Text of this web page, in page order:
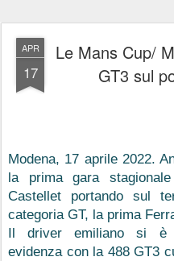
APR
17
Le Mans Cup/
GT3 sul
Modena, 17 aprile 2022.
la prima gara
Castellet portando sul
categoria GT, la prima
Il driver emiliano si è
evidenza con la 488 GT3